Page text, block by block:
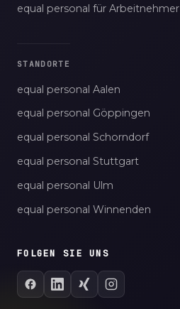
equal personal für Arbeitnehmer
STANDORTE
equal personal Aalen
equal personal Göppingen
equal personal Schorndorf
equal personal Stuttgart
equal personal Ulm
equal personal Winnenden
FOLGEN SIE UNS